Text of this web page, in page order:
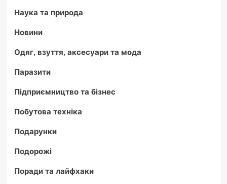
Наука та природа
Новини
Одяг, взуття, аксесуари та мода
Паразити
Підприємництво та бізнес
Побутова техніка
Подарунки
Подорожі
Поради та лайфхаки